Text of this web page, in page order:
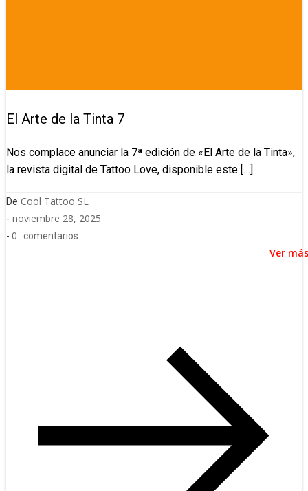
El Arte de la Tinta 7
Nos complace anunciar la 7ª edición de «El Arte de la Tinta»,
la revista digital de Tattoo Love, disponible este […]
De Cool Tattoo SL
- noviembre 28, 2025
- 0 comentarios
Ver más